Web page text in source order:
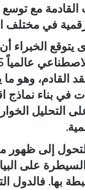
القادمة مع
في
الخبراء
القادم، وهو
في بناء نماذج
التحليل
إلى ظهور
على
بها. فالدول